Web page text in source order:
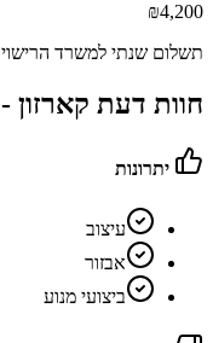
₪4,200
תשלום שנתי למשרד הרישוי
חוות דעת קארזון -
יתרונות
עיצוב
אבזור
ביצועי מנוע